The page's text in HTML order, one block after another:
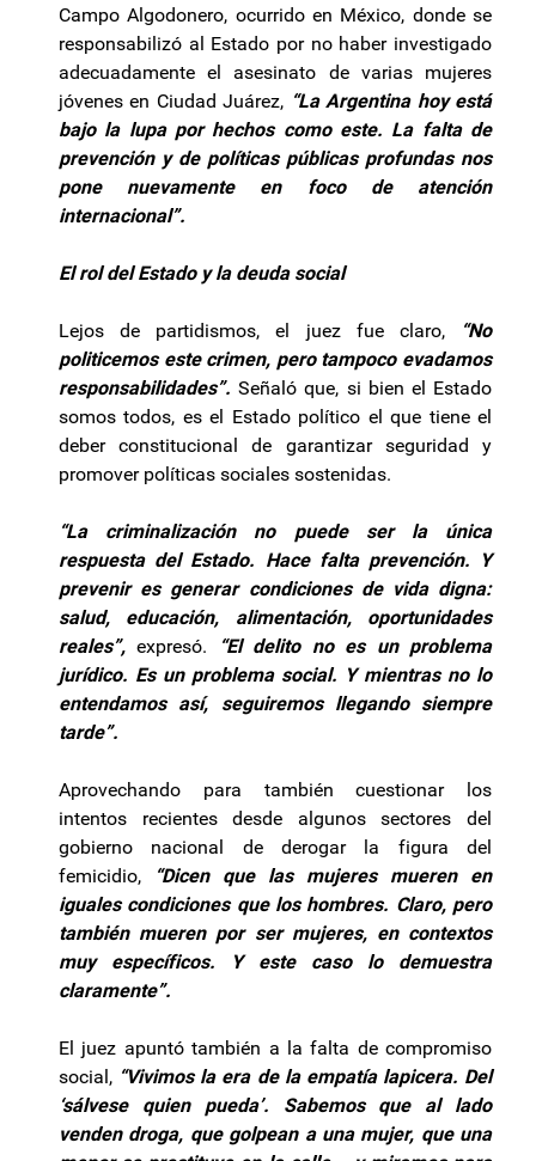
Campo Algodonero, ocurrido en México, donde se
responsabilizó al Estado por no haber investigado
adecuadamente el asesinato de varias mujeres
jóvenes en Ciudad Juárez, “La Argentina hoy está
bajo la lupa por hechos como este. La falta de
prevención y de políticas públicas profundas nos
pone nuevamente en foco de atención
internacional”.
El rol del Estado y la deuda social
Lejos de partidismos, el juez fue claro,
“No
politicemos este crimen, pero tampoco evadamos
responsabilidades”. Señaló que, si bien el Estado
somos todos, es el Estado político el que tiene el
deber constitucional de garantizar seguridad y
promover políticas sociales sostenidas.
“La criminalización no puede ser la única
respuesta del Estado. Hace falta prevención. Y
prevenir es generar condiciones de vida digna:
salud, educación, alimentación, oportunidades
reales”, expresó.
“El delito no es un problema
jurídico. Es un problema social. Y mientras no lo
entendamos así, seguiremos llegando siempre
tarde”.
Aprovechando para también cuestionar los
intentos recientes desde algunos sectores del
gobierno nacional de derogar la figura del
femicidio,
“Dicen que las mujeres mueren en
iguales condiciones que los hombres. Claro, pero
también mueren por ser mujeres, en contextos
muy específicos. Y este caso lo demuestra
claramente”.
El juez apuntó también a la falta de compromiso
social, “Vivimos la era de la empatía lapicera. Del
‘sálvese quien pueda’. Sabemos que al lado
venden droga, que golpean a una mujer, que una